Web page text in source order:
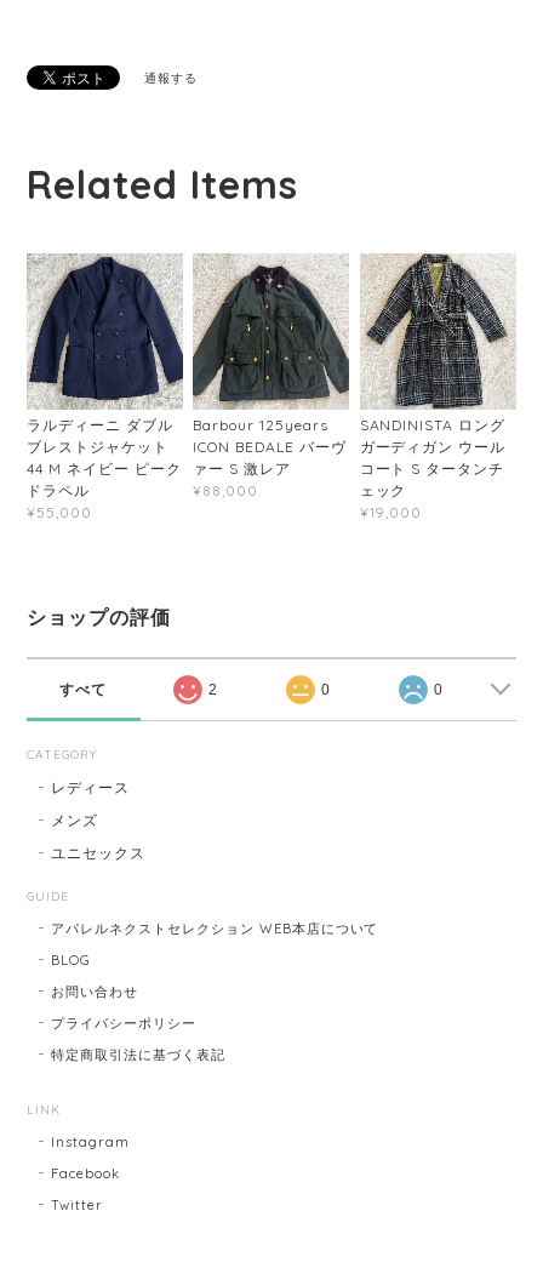
通報する
Related Items
ラルディーニ ダブル
ブレストジャケット
44 M ネイビー ピーク
ドラペル
¥55,000
Barbour 125years
ICON BEDALE バーヴ
ァー S 激レア
¥88,000
SANDINISTA ロング
ガーディガン ウール
コート S タータンチ
ェック
¥19,000
ショップの評価
すべて 2 0 0
CATEGORY
レディース
メンズ
ユニセックス
GUIDE
アパレルネクストセレクション WEB本店について
BLOG
お問い合わせ
プライバシーポリシー
特定商取引法に基づく表記
LINK
Instagram
Facebook
Twitter